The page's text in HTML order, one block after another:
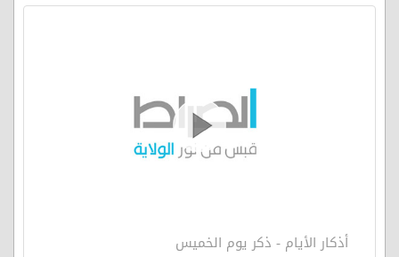
أذكار الأيام - ذكر يوم الخميس